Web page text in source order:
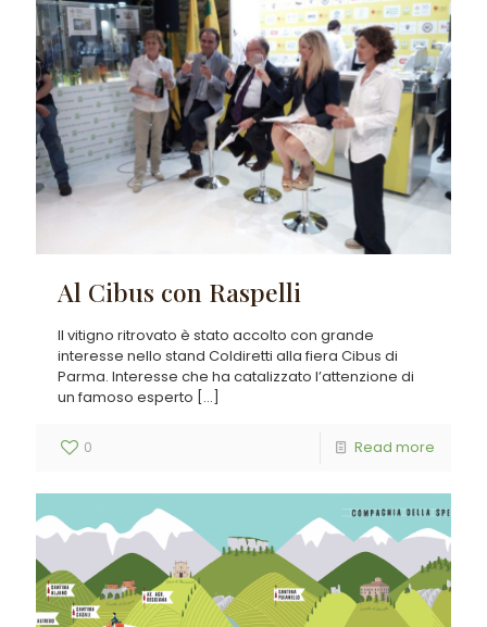
Al Cibus con Raspelli
Il vitigno ritrovato è stato accolto con grande
interesse nello stand Coldiretti alla fiera Cibus di
Parma. Interesse che ha catalizzato l’attenzione di
un famoso esperto […]
0 Read more